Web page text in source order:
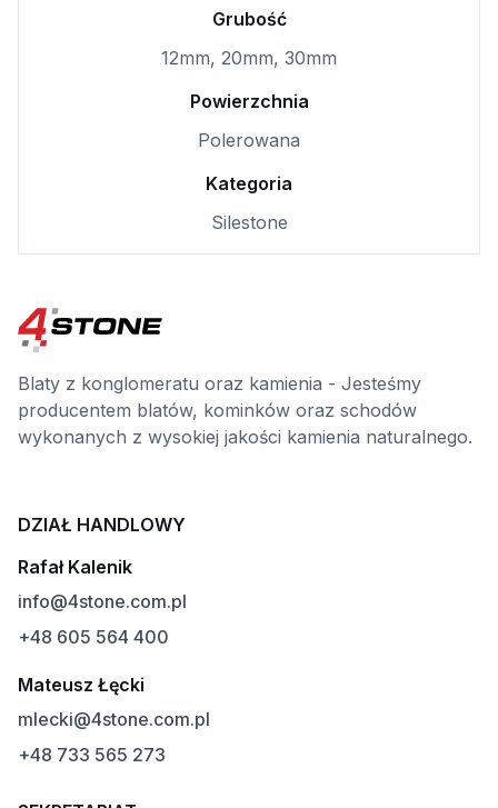
Grubość
12mm, 20mm, 30mm
Powierzchnia
Polerowana
Kategoria
Silestone
Blaty z konglomeratu oraz kamienia - Jesteśmy
producentem blatów, kominków oraz schodów
wykonanych z wysokiej jakości kamienia naturalnego.
DZIAŁ HANDLOWY
Rafał Kalenik
info@4stone.com.pl
+48 605 564 400
Mateusz Łęcki
mlecki@4stone.com.pl
+48 733 565 273